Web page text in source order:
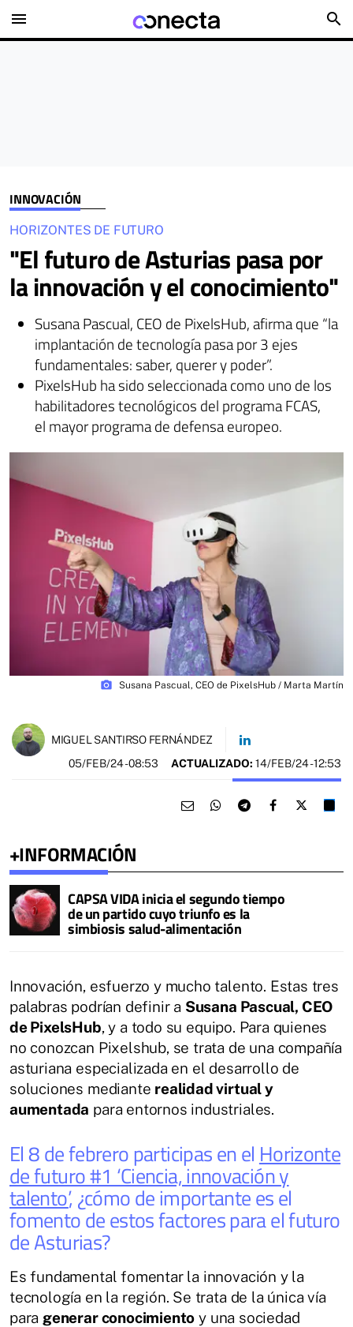
menu search
INNOVACIÓN
HORIZONTES DE FUTURO
"El futuro de Asturias pasa por
la innovación y el conocimiento"
Susana Pascual, CEO de PixelsHub, afirma que “la
implantación de tecnología pasa por 3 ejes
fundamentales: saber, querer y poder”.
PixelsHub ha sido seleccionada como uno de los
habilitadores tecnológicos del programa FCAS,
el mayor programa de defensa europeo.
photo_camera Susana Pascual, CEO de PixelsHub / Marta Martín
MIGUEL SANTIRSO FERNÁNDEZ
05/FEB/24- 08:53 ACTUALIZADO: 14/FEB/24 - 12:53
+INFORMACIÓN
CAPSA VIDA inicia el segundo tiempo
de un partido cuyo triunfo es la
simbiosis salud-alimentación
Innovación, esfuerzo y mucho talento. Estas tres
palabras podrían definir a Susana Pascual, CEO
de PixelsHub, y a todo su equipo. Para quienes
no conozcan Pixelshub, se trata de una compañía
asturiana especializada en el desarrollo de
soluciones mediante realidad virtual y
aumentada para entornos industriales.
El 8 de febrero participas en el Horizonte
de futuro #1 ‘Ciencia, innovación y
talento’, ¿cómo de importante es el
fomento de estos factores para el futuro
de Asturias?
Es fundamental fomentar la innovación y la
tecnología en la región. Se trata de la única vía
para generar conocimiento y una sociedad